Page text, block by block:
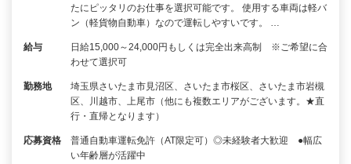
たにピッタリのお仕事を選択可能です。 使用する車両は軽バ
ン（軽貨物自動車）なので運転しやすいです。 …
給与
日給15,000～24,000円もしくは完全出来高制 ※ご希望に合
わせて選択可
勤務地
埼玉県さいたま市見沼区、さいたま市桜区、さいたま市岩槻
区、川越市、上尾市（他にも複数エリアがございます。★直
行・直帰となります）
応募資格
普通自動車運転免許（AT限定可）◎未経験者大歓迎 ●幅広
い年齢層が活躍中